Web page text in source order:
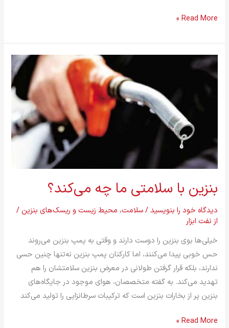
Read More »
بنزین با سلامتی ما چه می‌کند؟
دیدگاه‌ خود را بنویسید /سلامت، محیط زیست و ریسک‌های بنزین/
از نفت ابزار
خیلی‌ها بوی بنزین را دوست دارند و وقتی به پمپ بنزین می‌روند
حس خوبی پیدا می‌کنند، اما کارکنان پمپ بنزین نه‌تنها چنین حسی
ندارند، بلکه قرار گرفتن طولانی در معرض بنزین سلامتشان را هم
تهدید می‌کند. به گفته متخصصان، هوای موجود در جایگاه‌های
بنزین پر از بخارات بنزین است که ترکیبات سرطانزایی را تولید می‌کند
بنزین
با
سلامتی
می‌کند؟
Read More »